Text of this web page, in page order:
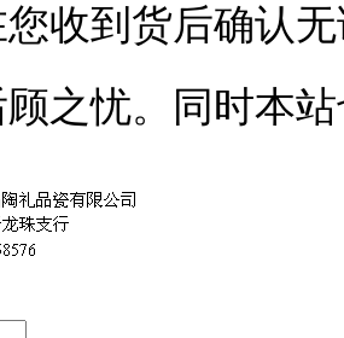
收到货后确认
之忧。同时本